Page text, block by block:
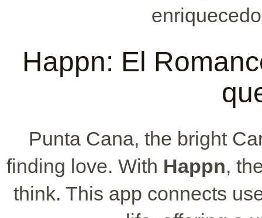
Happn: El
Punta Cana, the bright
finding love. With Happn,
think. This app connects